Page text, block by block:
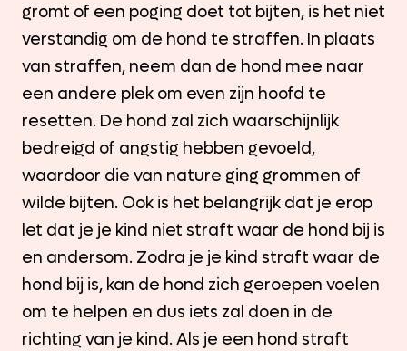
gromt of een poging doet tot bijten, is het niet
verstandig om de hond te straffen. In plaats
van straffen, neem dan de hond mee naar
een andere plek om even zijn hoofd te
resetten. De hond zal zich waarschijnlijk
bedreigd of angstig hebben gevoeld,
waardoor die van nature ging grommen of
wilde bijten. Ook is het belangrijk dat je erop
let dat je je kind niet straft waar de hond bij is
en andersom. Zodra je je kind straft waar de
hond bij is, kan de hond zich geroepen voelen
om te helpen en dus iets zal doen in de
richting van je kind. Als je een hond straft